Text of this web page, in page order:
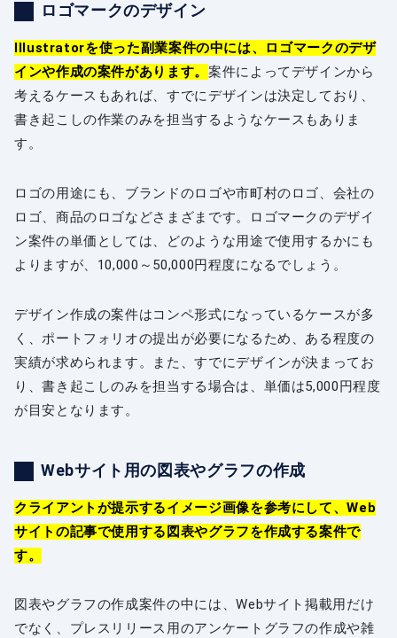
ロゴマークのデザイン
Illustratorを使った副業案件の中には、ロゴマークのデザ
インや作成の案件があります。 案件によってデザインから
考えるケースもあれば、すでにデザインは決定しており、
書き起こしの作業のみを担当するようなケースもありま
す。
ロゴの用途にも、ブランドのロゴや市町村のロゴ、会社の
ロゴ、商品のロゴなどさまざまです。ロゴマークのデザイ
ン案件の単価としては、どのような用途で使用するかにも
よりますが、10,000～50,000円程度になるでしょう。
デザイン作成の案件はコンペ形式になっているケースが多
く、ポートフォリオの提出が必要になるため、ある程度の
実績が求められます。また、すでにデザインが決まってお
り、書き起こしのみを担当する場合は、単価は5,000円程度
が目安となります。
Webサイト用の図表やグラフの作成
クライアントが提示するイメージ画像を参考にして、Web
サイトの記事で使用する図表やグラフを作成する案件で
す。
図表やグラフの作成案件の中には、Webサイト掲載用だけ
でなく、プレスリリース用のアンケートグラフの作成や雑